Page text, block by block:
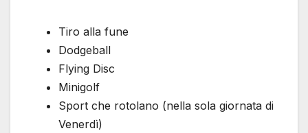
Tiro alla fune
Dodgeball
Flying Disc
Minigolf
Sport che rotolano (nella sola giornata di
Venerdì)